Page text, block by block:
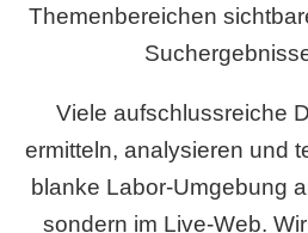
Themenbereichen
Viele aufschlussreiche
ermitteln, analysieren und
blanke Labor-Umgebung
sondern im Live-Web.